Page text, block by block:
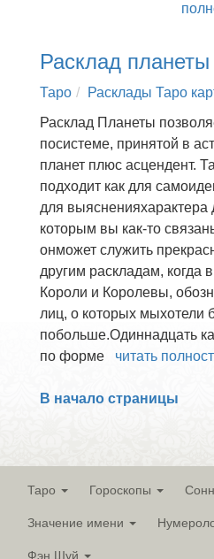
Расклад планеты
Таро
Расклады Таро
Расклад Планеты
посистеме, принятой в
планет плюс асцендент.
подходит как для
для выясненияхарактера
которым вы как-то
онможет служить
другим раскладам, когда
Короли и Королевы,
лиц, о которых мыхотели
побольше.Одиннадцать
по форме читать
В начало страницы
Таро Гороскопы
Значение имени
Фэн Шуй